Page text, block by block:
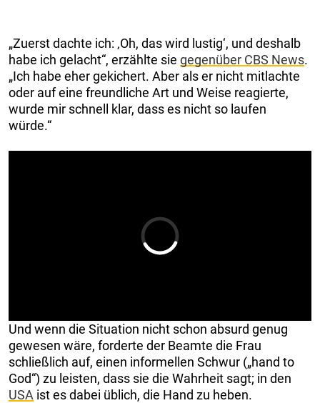
„Zuerst dachte ich: ‚Oh, das wird lustig‘, und deshalb
habe ich gelacht“, erzählte sie gegenüber CBS News.
„Ich habe eher gekichert. Aber als er nicht mitlachte
oder auf eine freundliche Art und Weise reagierte,
wurde mir schnell klar, dass es nicht so laufen
würde.“
Und wenn die Situation nicht schon absurd genug
gewesen wäre, forderte der Beamte die Frau
schließlich auf, einen informellen Schwur („hand to
God“) zu leisten, dass sie die Wahrheit sagt; in den
USA ist es dabei üblich, die Hand zu heben.